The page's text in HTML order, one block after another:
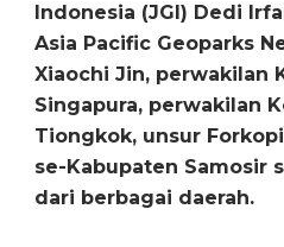
Indonesia (JGI) Dedi
Asia Pacific Geoparks
Xiaochi Jin, perwakilan
Singapura, perwakilan
Tiongkok, unsur
se-Kabupaten Samosir
dari berbagai daerah.